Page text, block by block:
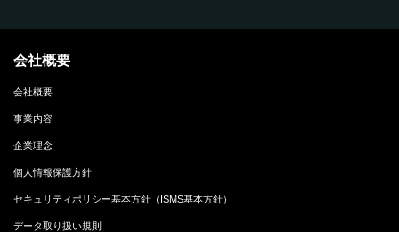
会社概要
会社概要
事業内容
企業理念
個人情報保護方針
セキュリティポリシー基本方針（ISMS基本方針）
データ取り扱い規則